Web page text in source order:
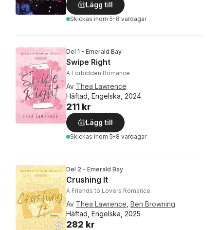
Lägg till
Skickas inom 5-8 vardagar
Del 1 - Emerald Bay
Swipe Right
A Forbidden Romance
Av Thea Lawrence
Häftad, Engelska, 2024
211 kr
Lägg till
Skickas inom 5-8 vardagar
Del 2 - Emerald Bay
Crushing It
A Friends to Lovers Romance
Av Thea Lawrence Ben Browning
Häftad, Engelska, 2025
282 kr